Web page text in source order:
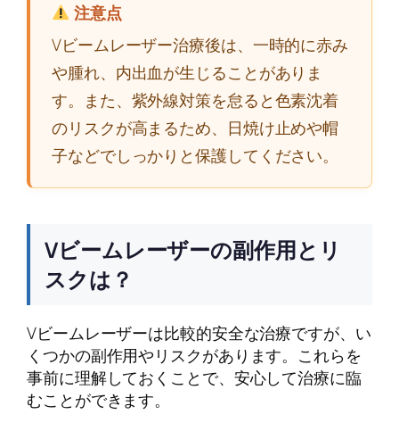
注意点
Vビームレーザー治療後は、一時的に赤み
や腫れ、内出血が生じることがありま
す。また、紫外線対策を怠ると色素沈着
のリスクが高まるため、日焼け止めや帽
子などでしっかりと保護してください。
Vビームレーザーの副作用とリ
スクは？
Vビームレーザーは比較的安全な治療ですが、い
くつかの副作用やリスクがあります。これらを
事前に理解しておくことで、安心して治療に臨
むことができます。